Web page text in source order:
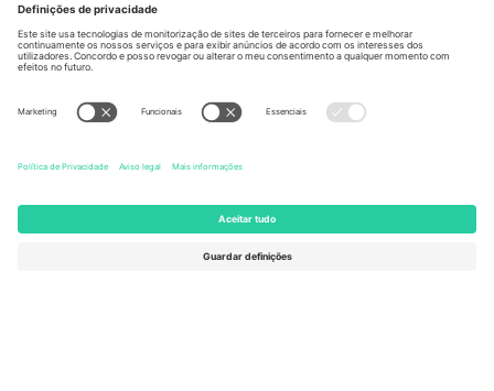
Germany
Unter den Linden 24, 10117
United Kingdom
167 City Road, London, Greater
Kingdom
United States
Newark, Delaware 19713, United
States
Engelberg, Switzerland